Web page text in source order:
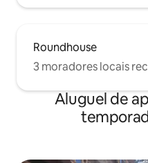
Roundhouse
3 moradores locais
Aluguel de